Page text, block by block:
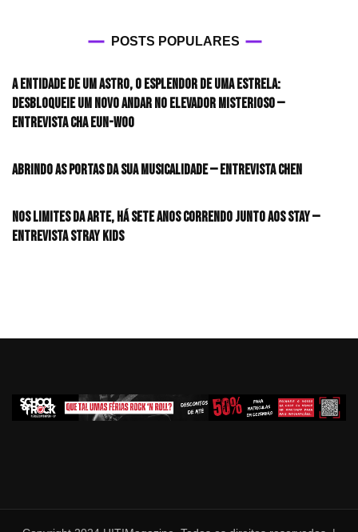
POSTS POPULARES
A entidade de um astro, o esplendor de uma estrela:
desbloqueie um novo andar no elevador misterioso —
Entrevista CHA EUN-WOO
Abrindo as portas da sua musicalidade — Entrevista CHEN
Nos limites da arte, há sete anos correndo junto aos STAY —
Entrevista Stray Kids